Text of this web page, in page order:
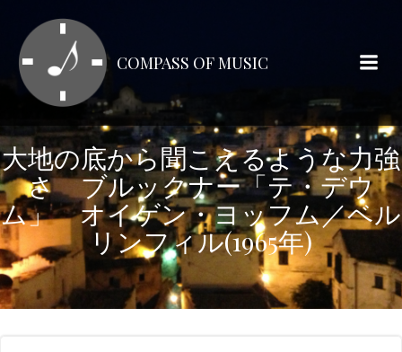
テ
ン
へ
ス
キ
ッ
プ
COMPASS OF MUSIC
大地の底から聞こえるような力強
さ ブルックナー「テ・デウ
ム」 オイゲン・ヨッフム／ベル
リンフィル(1965年)